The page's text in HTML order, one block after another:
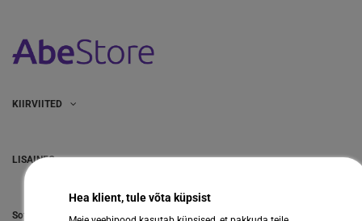
KIIRVIITED
LISAINFO
Hea klient, tule võta küpsist
Sotsiaalmeedia